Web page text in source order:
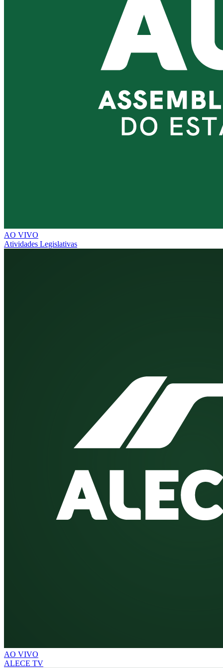
AO VIVO
Atividades Legislativas
AO VIVO
ALECE TV